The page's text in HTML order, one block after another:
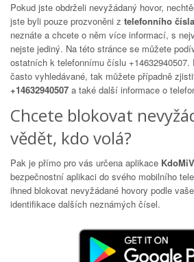
Pokud jste obdrželi nevyžádaný hovor,
jste byli pouze prozvoněni z telefonního
neznáte a chcete o něm více informací, s
nejste jediný. Na této stránce se můžete
ostatních k telefonnímu číslu +14632940507.
často vyhledávané, tak můžete případně
+14632940507 a také další informace o
Chcete blokovat
vědět, kdo volá?
Pak je přímo pro vás určena aplikace
bezpečnostní aplikaci do svého mobilního
ihned blokovat nevyžádané hovory podle
identifikace dalších neznámých čísel.